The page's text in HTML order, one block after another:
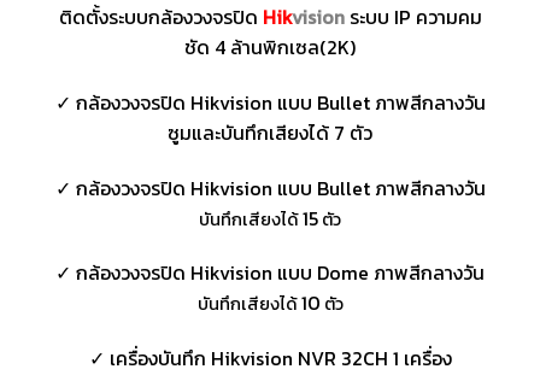
ติดตั้งระบบกล้องวงจรปิด Hikvisionระบบ IP ความคม
ชัด 4 ล้านพิกเซล(2K)
✓ กล้องวงจรปิด Hikvision แบบ Bullet ภาพสีกลางวัน
ซูมและบันทึกเสียงได้ 7 ตัว
✓ กล้องวงจรปิด Hikvision แบบ Bullet ภาพสีกลางวัน
บันทึกเสียงได้15ตัว
✓ กล้องวงจรปิด Hikvision แบบ Dome ภาพสีกลางวัน
บันทึกเสียงได้10 ตัว
✓ เครื่องบันทึก Hikvision NVR 32CH 1 เครื่อง